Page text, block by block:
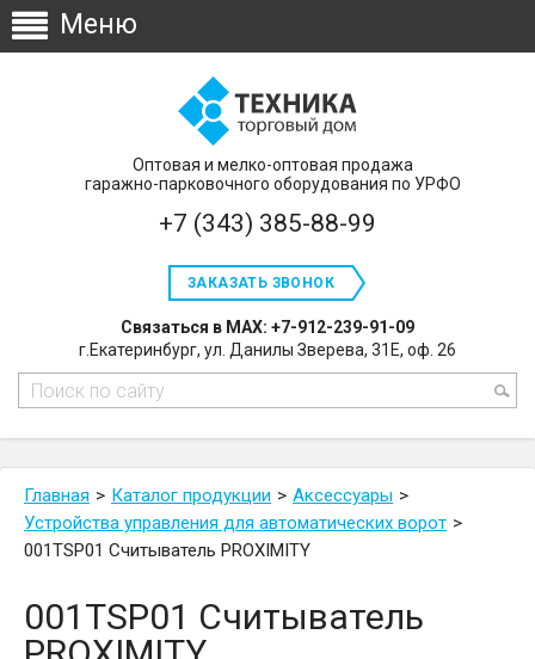
Оптовая и мелко-оптовая продажа
гаражно-парковочного оборудования по УРФО
+7 (343) 385-88-99
ЗАКАЗАТЬ ЗВОНОК
Связаться в MAX: +7-912-239-91-09
г.Екатеринбург, ул. Данилы Зверева, 31Е, оф. 26
Главная Каталог продукции
Аксессуары
Устройства управления для автоматических ворот
001TSP01 Считыватель PROXIMITY
001TSP01 Считыватель